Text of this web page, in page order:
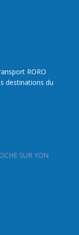
RORO
destinations du
SUR YON